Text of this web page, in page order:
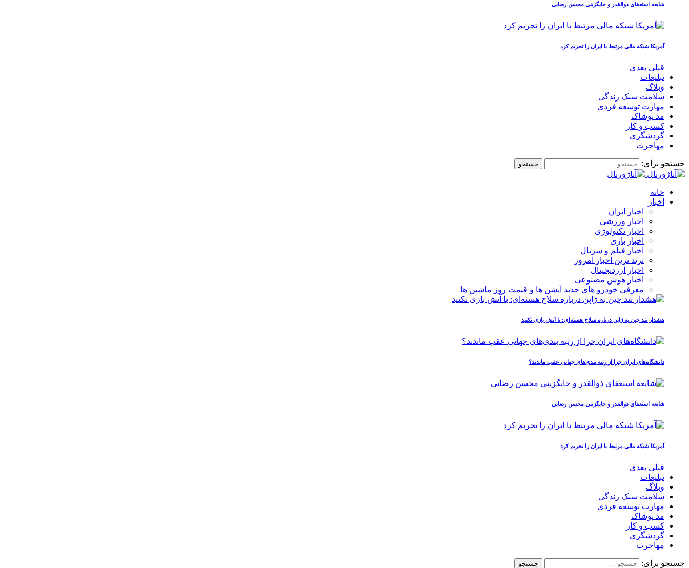
شایعه استعفای ذوالقدر و جایگزینی محسن رضایی
آمریکا شبکه مالی مرتبط با ایران را تحریم کرد
قبلی بعدی
تبلیغات
وبلاگ
سلامت سبک زندگی
مهارت توسعه فردی
مد پوشاک
کسب و کار
گردشگری
مهاجرت
جستجو برای:
خانه
اخبار
اخبار ایران
اخبار ورزشی
اخبار تکنولوژی
اخبار بازی
اخبار فیلم و سریال
ترند ترین اخبار امروز
اخبار ارزدیجیتال
اخبار هوش مصنوعی
معرفی خودرو های جدید آپشن‌ ها و قیمت روز ماشین‌ ها
هشدار تند چین به ژاپن درباره سلاح هسته‌ای: با آتش بازی نکنید
دانشگاه‌های ایران چرا از رتبه‌ بندی‌های جهانی عقب ماندند؟
شایعه استعفای ذوالقدر و جایگزینی محسن رضایی
آمریکا شبکه مالی مرتبط با ایران را تحریم کرد
قبلی بعدی
تبلیغات
وبلاگ
سلامت سبک زندگی
مهارت توسعه فردی
مد پوشاک
کسب و کار
گردشگری
مهاجرت
جستجو برای: